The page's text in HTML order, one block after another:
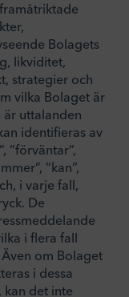
Bolagets
likviditet,
strategier och
vilka Bolaget är
uttalanden
identifieras av
”förväntar”,
”kan”,
i varje fall,
De
i flera fall
om Bolaget
i dessa
det inte